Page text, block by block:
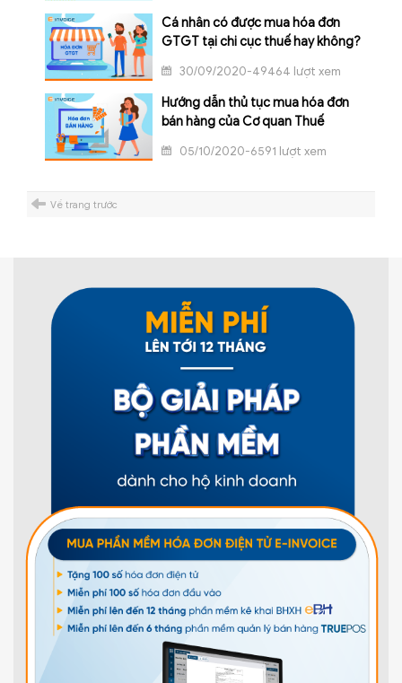
Cá nhân có được mua hóa đơn
GTGT tại chi cục thuế hay không?
30/09/2020-49464 lượt xem
Hướng dẫn thủ tục mua hóa đơn
bán hàng của Cơ quan Thuế
05/10/2020-6591 lượt xem
Về trang trước